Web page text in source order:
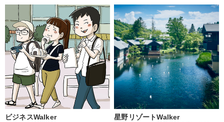
ビジネスWalker 星野リゾートWalker